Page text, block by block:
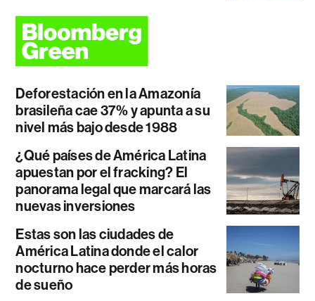
Deforestación en la Amazonía
brasileña cae 37% y apunta a su
nivel más bajo desde 1988
¿Qué países de América Latina
apuestan por el fracking? El
panorama legal que marcará las
nuevas inversiones
Estas son las ciudades de
América Latina donde el calor
nocturno hace perder más horas
de sueño